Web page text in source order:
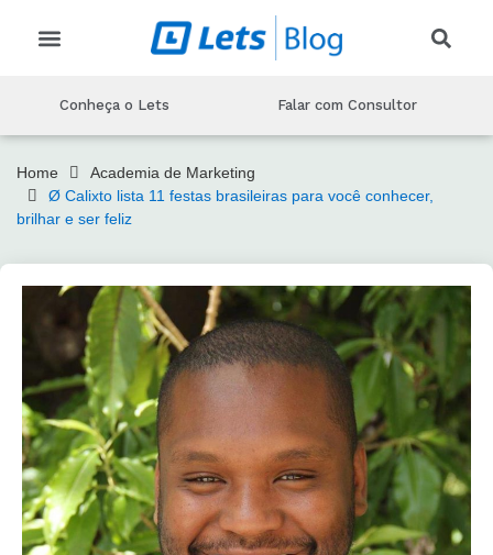
Conheça o Lets Falar com Consultor
Home
Academia de Marketing
Ø Calixto lista 11 festas brasileiras para você conhecer,
brilhar e ser feliz